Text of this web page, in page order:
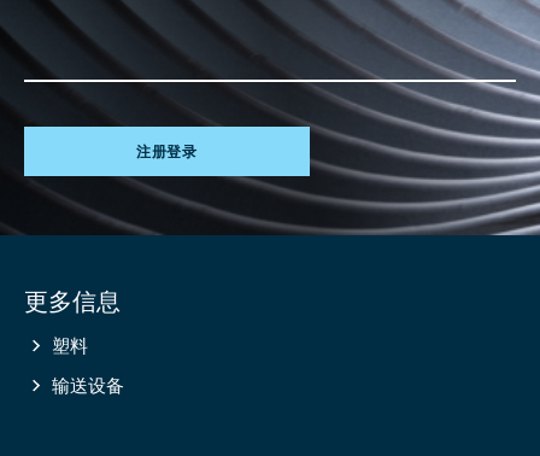
注册登录
information
更多信息
塑料
输送设备